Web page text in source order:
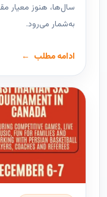
سال‌ها، هنوز معیار
به‌شمار می‌رود.
ادامه مطلب